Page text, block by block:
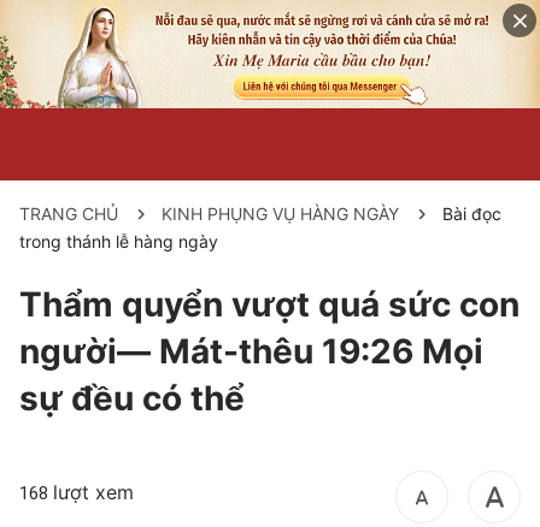
TRANG CHỦ KINH PHỤNG VỤ HÀNG NGÀY
Bài đọc
trong thánh lễ hàng ngày
Thẩm quyển vượt quá sức con
người— Mát-thêu 19:26 Mọi
sự đều có thể
168 lượt xem